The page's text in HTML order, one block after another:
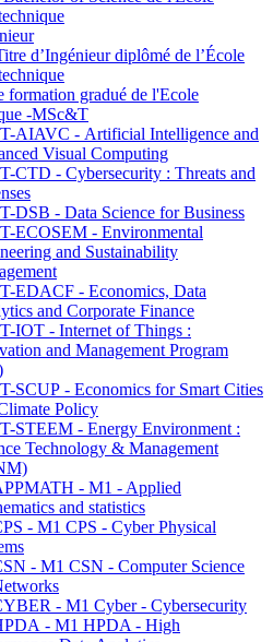
d’Ingénieur diplômé de l’École
formation gradué de l'Ecole
-MSc&T
AIAVC - Artificial Intelligence and
Visual Computing
CTD - Cybersecurity : Threats and
DSB - Data Science for Business
ECOSEM - Environmental
and Sustainability
EDACF - Economics, Data
and Corporate Finance
IOT - Internet of Things :
and Management Program
SCUP - Economics for Smart Cities
Policy
STEEM - Energy Environment :
Technology & Management
- M1 - Applied
and statistics
- M1 CPS - Cyber Physical
- M1 CSN - Computer Science
- M1 Cyber - Cybersecurity
- M1 HPDA - High